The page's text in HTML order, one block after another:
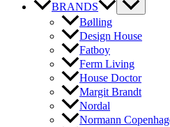
BRANDS
Bølling
Design House
Fatboy
Ferm Living
House Doctor
Margit Brandt
Nordal
Normann